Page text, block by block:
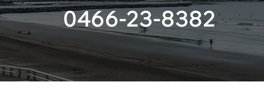
0466-23-8382